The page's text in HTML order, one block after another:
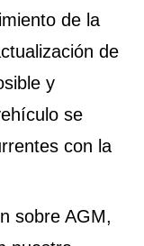
de la
de
y
se
con la
sobre AGM,